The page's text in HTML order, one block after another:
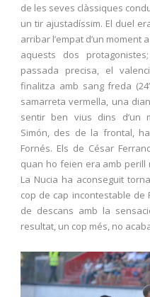
de les seves clàssiques
un tir ajustadíssim. El duel
arribar l’empat d’un moment
aquests dos
passada precisa, el
finalitza amb sang freda
samarreta vermella, una
sentir ben vius dins d’un
Simón, des de la frontal,
Fornés. Els de César
quan ho feien era amb
La Nucia ha aconseguit
cop de cap incontestable de
de descans amb la
resultat, un cop més, no